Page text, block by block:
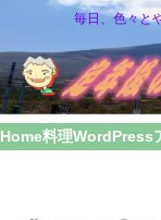
毎日、色々と
Home料理WordPress